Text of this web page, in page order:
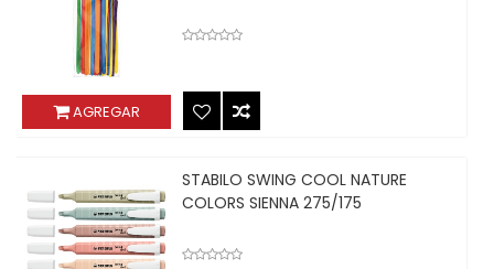
AGREGAR
STABILO SWING COOL NATURE
COLORS SIENNA 275/175